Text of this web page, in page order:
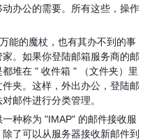
办公的需要。所有这些，操作
能的魔杖，也有其办不到的事
。如果你登陆邮箱服务商的邮
堆在 " 收件箱 " （文件夹）里
夹。这样，外出办公，登陆邮
邮件进行分类管理。
种称为 "IMAP" 的邮件接收服
了可以从服务器接收新邮件到